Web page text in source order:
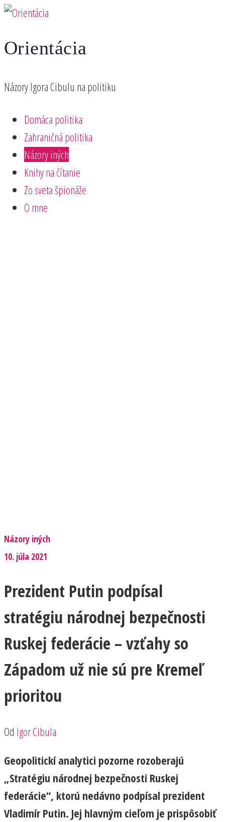
Preskočiť
obsah
Orientácia
Názory Igora Cibulu na politiku
Domáca politika
Zahraničná politika
Názory iných
Knihy na čítanie
Zo sveta špionáže
O mne
Názory iných
10. júla 2021
Prezident Putin podpísal
stratégiu národnej bezpečnosti
Ruskej federácie – vzťahy so
Západom už nie sú pre Kremeľ
prioritou
Od Igor Cibula
Geopolitickí analytici pozorne rozoberajú
„Stratégiu národnej bezpečnosti Ruskej
federácie“, ktorú nedávno podpísal prezident
Vladimír Putin. Jej hlavným cieľom je prispôsobiť